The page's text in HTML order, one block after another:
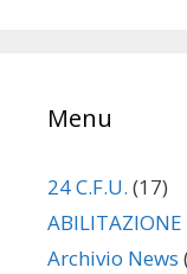
Menu
24 C.F.U. (17)
Archivio News